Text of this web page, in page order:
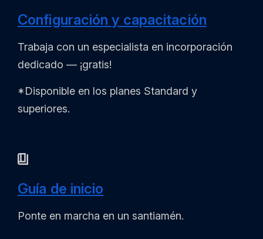
Configuración y capacitación
Trabaja con un especialista en incorporación
dedicado — ¡gratis!
*Disponible en los planes Standard y
superiores.
Guía de inicio
Ponte en marcha en un santiamén.